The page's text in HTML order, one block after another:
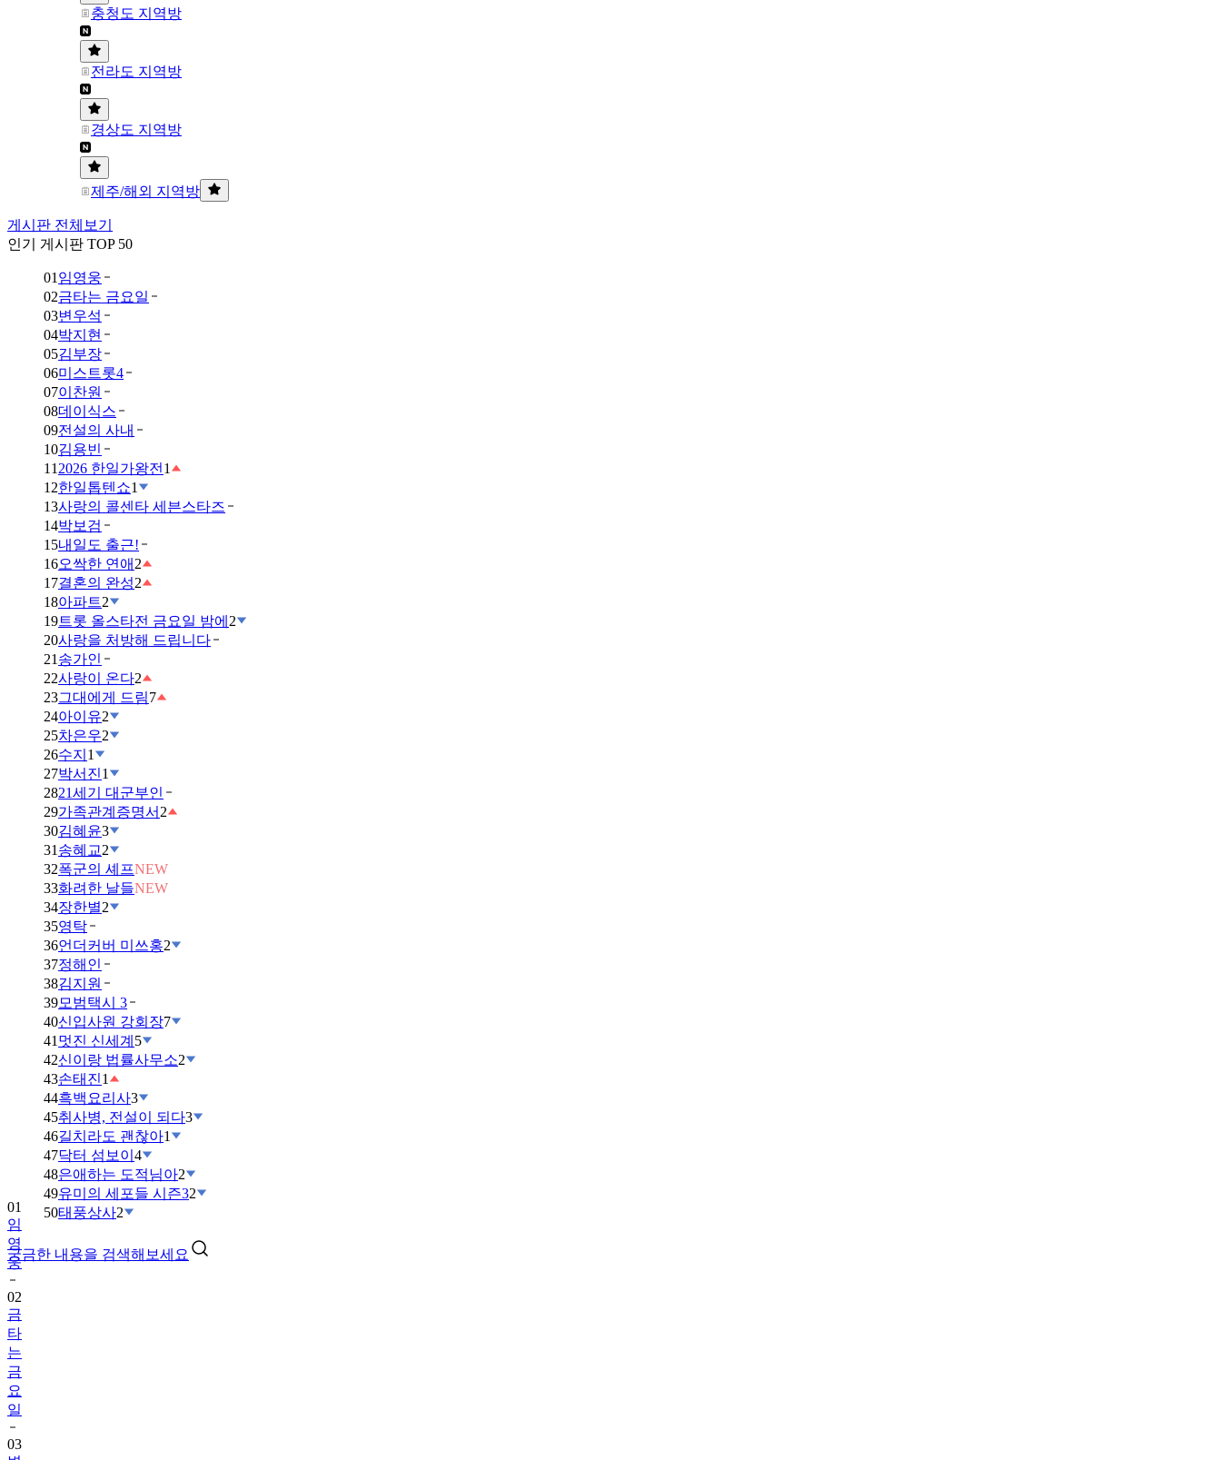
충청도 지역방
전라도 지역방
경상도 지역방
제주/해외 지역방
게시판 전체보기
인기 게시판 TOP 50
01 임영웅
02금타는 금요일
03변우석
04박지현
05김부장
06미스트롯4
07이찬원
08데이식스
09전설의 사내
10김용빈
11 2026 한일가왕전 1
12한일톱텐쇼1
13사랑의 콜센타 세븐스타즈
14박보검
15내일도 출근!
16오싹한 연애 2
17결혼의 완성2
18아파트2
19트롯 올스타전 금요일 밤에 2
20사랑을 처방해 드립니다
21 송가인
22사랑이 온다2
23그대에게 드림7
24아이유2
25차은우2
26수지 1
27박서진1
2821세기 대군부인
29가족관계증명서 2
30김혜윤3
31 송혜교2
32폭군의 셰프NEW
33화려한 날들NEW
34장한별2
35영탁
36언더커버 미쓰홍2
37정해인
38김지원
39모범택시 3
40신입사원 강회장7
41 멋진 신세계 5
42신이랑 법률사무소2
43손태진1
44흑백요리사3
45취사병, 전설이 되다3
46길치라도 괜찮아1
47닥터 섬보이 4
48은애하는 도적님아2
49유미의 세포들 시즌32
50태풍상사2
궁금한 내용을 검색해보세요
01
임
영
웅
02
금
타
는
금
요
일
03